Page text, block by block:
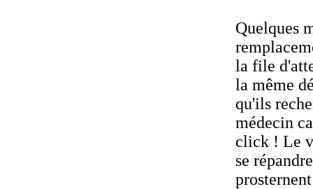
Quelques
la file
la même
qu'ils
médecin
click ! Le
se